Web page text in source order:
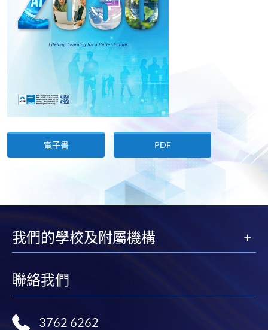
電子書 PDF
我們的學校及附屬機構
聯絡我們
3762 6262